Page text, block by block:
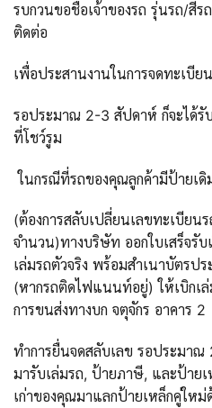
รบกวนขอชื่อเจ้าของรถ รุ่นรถ/สี
ติดต่อ
เพื่อประสานงานในการจดทะเบีย
รอประมาณ 2-3 สัปดาห์ ก็จะได้รั
ที่โชว์รูม
ในกรณีที่รถของคุณลูกค้ามีป้ายเดิ
(ต้องการสลับเปลี่ยนเลขทะเบียน
จำนวน)ทางบริษัท ออกใบเสร็จรั
เล่มรถตัวจริง พร้อมสำเนาบัตรป
(หากรถติดไฟแนนท์อยู่) ให้เบิกเล่
การขนส่งทางบก จตุจักร อาคาร 2
ทำการยื่นจดสลับเลข รอประมา
มารับเล่มรถ, ป้ายภาษี, และป้าย
เก่าของคุณมาแลกป้ายเหล็กคู่ใหม่